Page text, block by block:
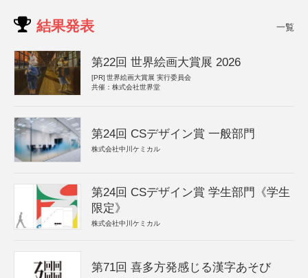
結果発表 一覧
第22回 世界絵画大賞展 2026
[PR] 世界絵画大賞展 実行委員会
共催：株式会社世界堂
第24回 CSデザイン賞 一般部門
株式会社中川ケミカル
第24回 CSデザイン賞 学生部門《学生
限定》
株式会社中川ケミカル
第71回 喜多方発感じる漢字あそび